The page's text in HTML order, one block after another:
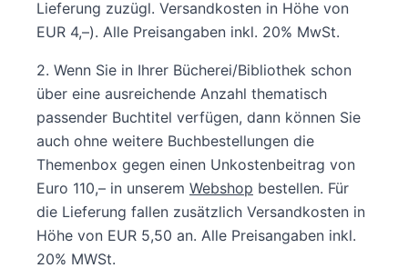
Lieferung zuzügl. Versandkosten in Höhe von
EUR 4,–). Alle Preisangaben inkl. 20% MwSt.
2. Wenn Sie in Ihrer Bücherei/Bibliothek schon
über eine ausreichende Anzahl thematisch
passender Buchtitel verfügen, dann können Sie
auch ohne weitere Buchbestellungen die
Themenbox gegen einen Unkostenbeitrag von
Euro 110,– in unserem Webshop bestellen. Für
die Lieferung fallen zusätzlich Versandkosten in
Höhe von EUR 5,50 an. Alle Preisangaben inkl.
20% MWSt.